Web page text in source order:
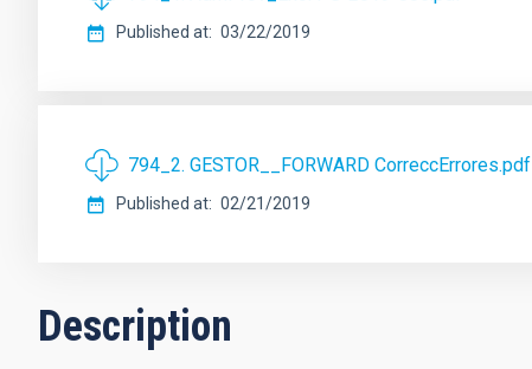
Published at 03/22/2019
794_2. GESTOR__FORWARD CorreccErrores.pdf
Published at 02/21/2019
Description